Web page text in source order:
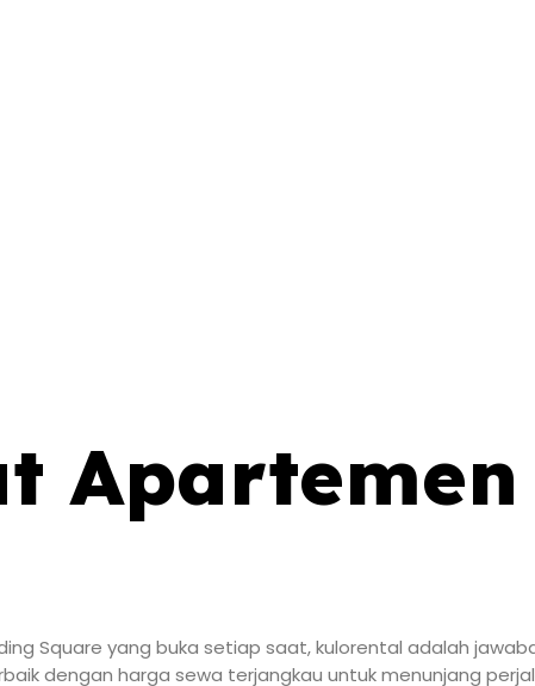
Square yang buka setiap saat, kulorental adalah
dengan harga sewa terjangkau untuk menunjang